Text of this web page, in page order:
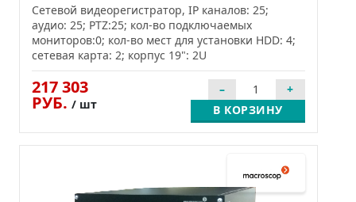
Сетевой видеорегистратор, IP каналов: 25;
аудио: 25; PTZ:25; кол-во подключаемых
мониторов:0; кол-во мест для установки HDD: 4;
сетевая карта: 2; корпус 19": 2U
217 303
РУБ. / шт В КОРЗИНУ